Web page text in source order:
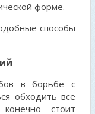
форме.
способы
в борьбе с
обходить все
стоит